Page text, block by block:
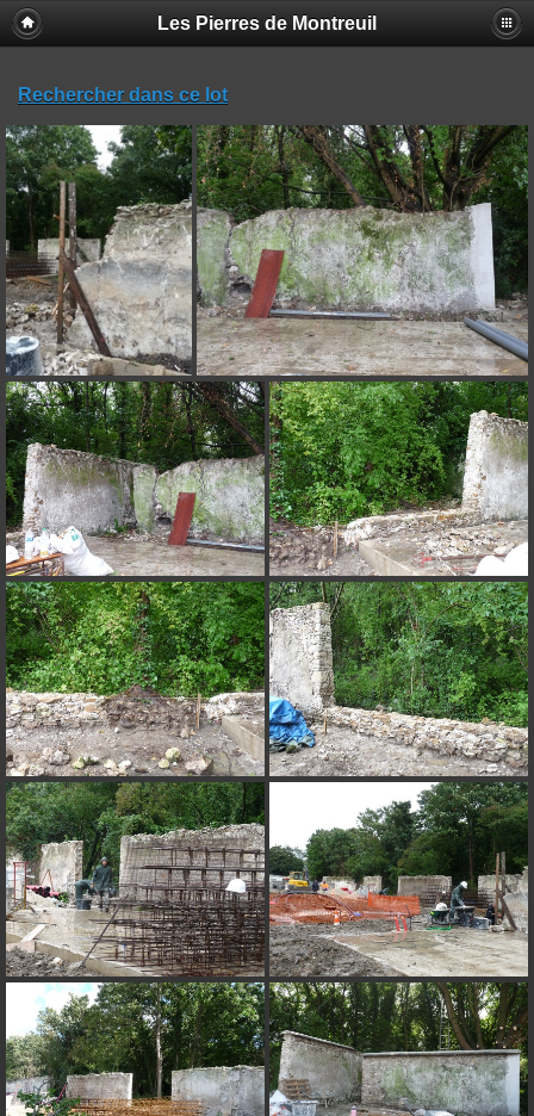
Les Pierres de Montreuil
Rechercher dans ce lot